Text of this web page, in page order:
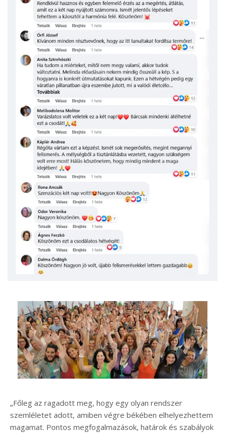
„Főleg az ragadott meg, hogy egy olyan rendszer
szemléletet adott, amiben végre békében elhelyezhettem
magamat. Pontos megfogalmazások, határok és szabályok